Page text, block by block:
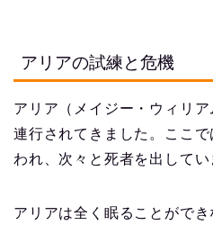
アリアの試練と危機
アリア（メイジー・ウィリ
連行されてきました。ここ
われ、次々と死者を出してい
アリアは全く眠ることができ